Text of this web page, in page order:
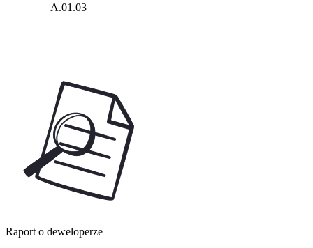
A.01.03
Raport o deweloperze